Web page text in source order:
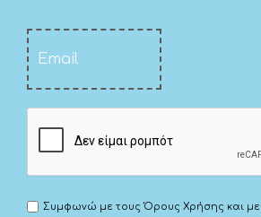
Συμφωνώ με τουςΌρους Χρήσης και